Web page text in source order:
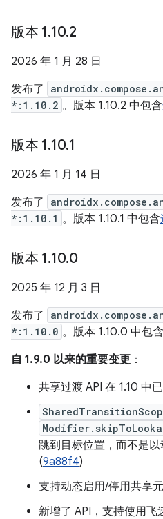
版本 1.10.2
2026 年 1 月 28 日
发布了
*:1.10.2 。版本 1.10.2 中包含
版本 1.10.1
2026 年 1 月 14 日
发布了
*:1.10.1 。版本 1.10.1 中包含
版本 1.10.0
2025 年 12 月 3 日
发布了
*:1.10.0 。版本 1.10.0 中包含
自 1.9.0 以来的重要变更 ：
共享过渡 API 在 1.10 中
跳到目标位置，而不是
(9a88f4)
支持动态启用/停用共享
新增了 API，支持使用